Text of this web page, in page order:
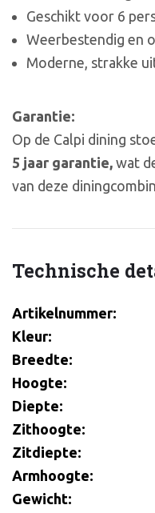
Geschikt voor 6
Weerbestendig en
Moderne, strakke
Garantie:
Op de Calpi dining
5 jaar garantie, wat
van deze
Technische
Artikelnummer:
Kleur:
Breedte:
Hoogte:
Diepte:
Zithoogte:
Zitdiepte:
Armhoogte:
Gewicht: